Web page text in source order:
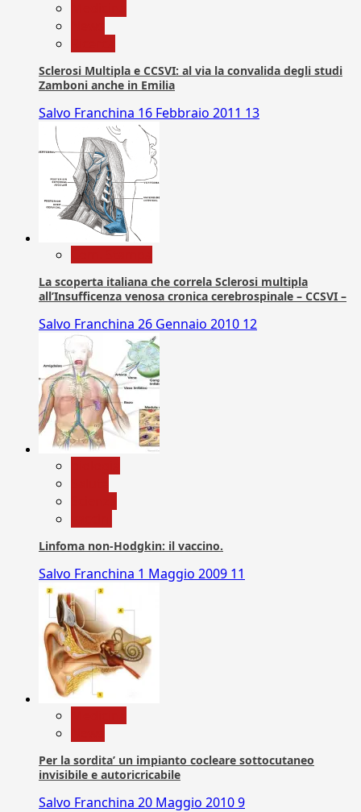
Sclerosi Multipla e CCSVI: al via la convalida degli studi
Zamboni anche in Emilia
Salvo Franchina 16 Febbraio 2011 13
La scoperta italiana che correla Sclerosi multipla
all’Insufficenza venosa cronica cerebrospinale – CCSVI –
Salvo Franchina 26 Gennaio 2010 12
Linfoma non-Hodgkin: il vaccino.
Salvo Franchina 1 Maggio 2009 11
Per la sordita’ un impianto cocleare sottocutaneo
invisibile e autoricricabile
Salvo Franchina 20 Maggio 20109